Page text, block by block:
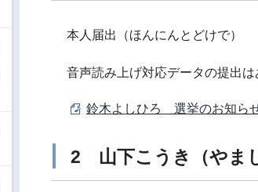
本人届出（ほんにんとどけで）
音声読み上げ対応データの提出は
鈴木よしひろ 選挙のお知ら
2 山下こうき（やま